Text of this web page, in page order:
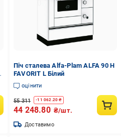
Піч сталева Alfa-Plam ALFA 90 H
FAVORIT L Білий
оцінити
55 311 -11 062.20 ₴
44 248.80 ₴/шт.
Доставимо